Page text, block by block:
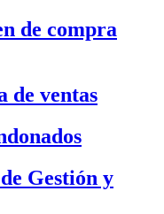
de compra
de ventas
Gestión y